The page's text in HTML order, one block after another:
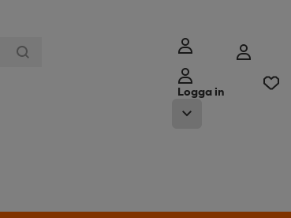
Logga in